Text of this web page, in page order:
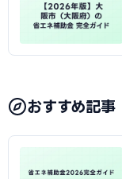
おすすめ記事